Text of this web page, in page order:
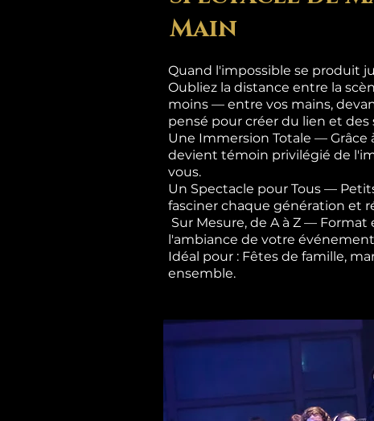
Main
Quand l'impossible se produit
Oubliez la distance entre la
moins — entre vos mains,
pensé pour créer du lien et
Une Immersion Totale —
devient témoin privilégié de
vous.
Un Spectacle pour Tous —
fasciner chaque génération et
Sur Mesure, de A à Z —
l'ambiance de votre
Idéal pour : Fêtes de famille,
ensemble.